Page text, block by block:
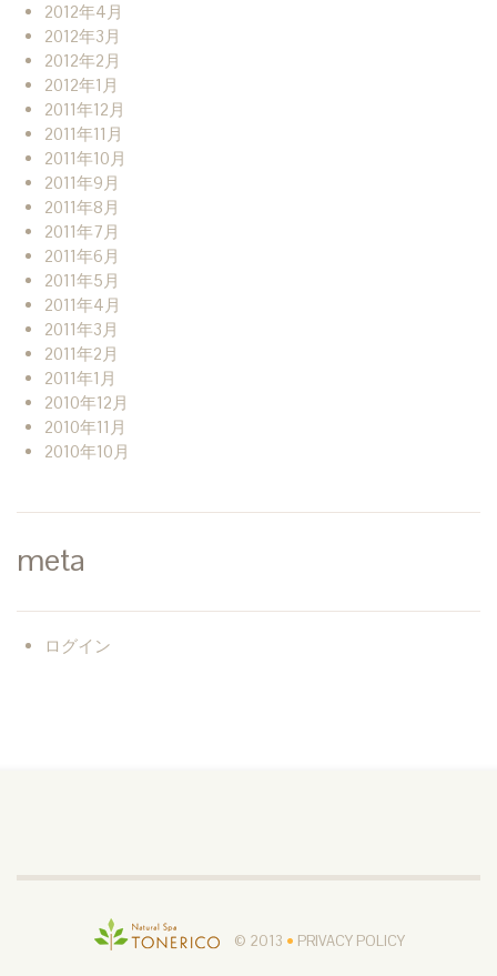
2012年4月
2012年3月
2012年2月
2012年1月
2011年12月
2011年11月
2011年10月
2011年9月
2011年8月
2011年7月
2011年6月
2011年5月
2011年4月
2011年3月
2011年2月
2011年1月
2010年12月
2010年11月
2010年10月
meta
ログイン
© 2013 • PRIVACY POLICY